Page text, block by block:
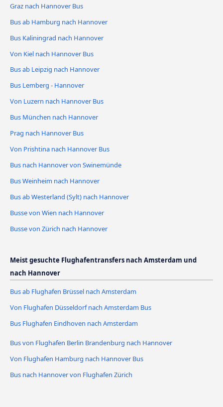
Graz nach Hannover Bus
Bus ab Hamburg nach Hannover
Bus Kaliningrad nach Hannover
Von Kiel nach Hannover Bus
Bus ab Leipzig nach Hannover
Bus Lemberg - Hannover
Von Luzern nach Hannover Bus
Bus München nach Hannover
Prag nach Hannover Bus
Von Prishtina nach Hannover Bus
Bus nach Hannover von Swinemünde
Bus Weinheim nach Hannover
Bus ab Westerland (Sylt) nach Hannover
Busse von Wien nach Hannover
Busse von Zürich nach Hannover
Meist gesuchte Flughafentransfers nach Amsterdam und
nach Hannover
Bus ab Flughafen Brüssel nach Amsterdam
Von Flughafen Düsseldorf nach Amsterdam Bus
Bus Flughafen Eindhoven nach Amsterdam
Bus von Flughafen Berlin Brandenburg nach Hannover
Von Flughafen Hamburg nach Hannover Bus
Bus nach Hannover von Flughafen Zürich